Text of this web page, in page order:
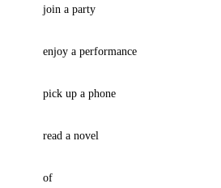
join a party
enjoy a performance
pick up a phone
read a novel
of